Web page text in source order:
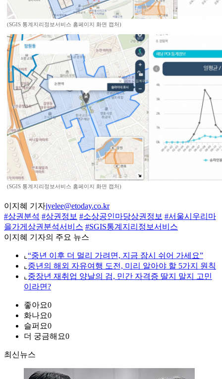
(SGIS 통계지리정보서비스 홈페이지 화면 캡처)
(SGIS 통계지리정보서비스 홈페이지 화면 캡처)
이지혜 기자jyelee@etoday.co.kr
#상권분석 #상권정보 #소상공인마당상권정보 #서울시우리마
을가게상권분석서비스 #SGIS통계지리정보서비스
이지혜 기자의 주요 뉴스
⌞ “중년 이후 더 멀리 가려면, 지금 잠시 쉬어 가세요”
⌞ 중년의 해외 자유여행 도전, 미리 알아야 할 5가지 원칙
⌞ 중장년 재취업 양날의 검, 민간 자격증 딸지 말지 고민
이라면?
좋아요0
화나요0
슬퍼요0
더 궁금해요0
최신뉴스